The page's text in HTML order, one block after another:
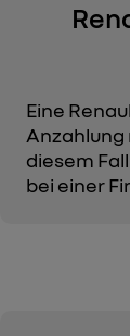
Eine
Anzahlung
diesem
bei einer